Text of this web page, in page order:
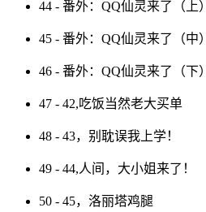
44 - 番外：QQ仙灵来了（上）
45 - 番外：QQ仙灵来了（中）
46 - 番外：QQ仙灵来了（下）
47 - 42,吃饭当然老大买单
48 - 43，别耽误我上学！
49 - 44,人间，大小姐来了！
50 - 45，洛丽塔鸡腿